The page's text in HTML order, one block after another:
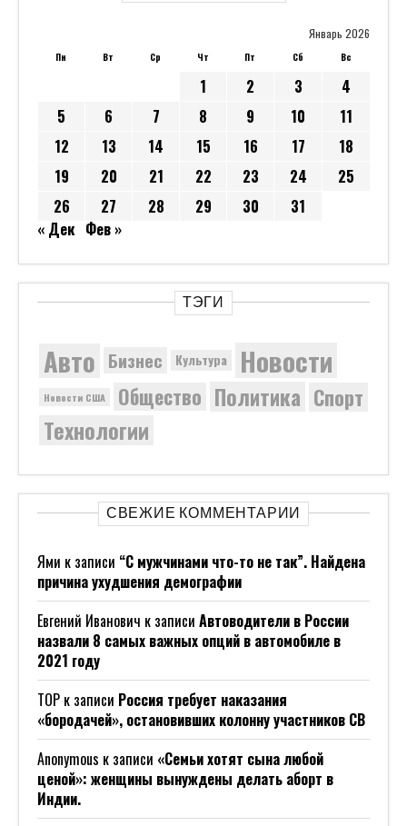
Январь 2026
Пн Вт Ср Чт Пт Сб Вс
1 2 3
4
5
6 7 8 9 10
11
12
13 14 15 16 17
18
19
20 21 22 23 24
25
26
27 28 29 30
31
« Дек Фев »
ТЭГИ
Авто Бизнес Культура Новости
Новости США Общество Политика Спорт
Технологии
СВЕЖИЕ КОММЕНТАРИИ
Ями к записи “С мужчинами что-то не так”. Найдена
причина ухудшения демографии
Евгений Иванович к записи Автоводители в России
назвали 8 самых важных опций в автомобиле в
2021 году
ТОР к записи Россия требует наказания
«бородачей», остановивших колонну участников СВ
Anonymous к записи «Семьи хотят сына любой
ценой»: женщины вынуждены делать аборт в
Индии.